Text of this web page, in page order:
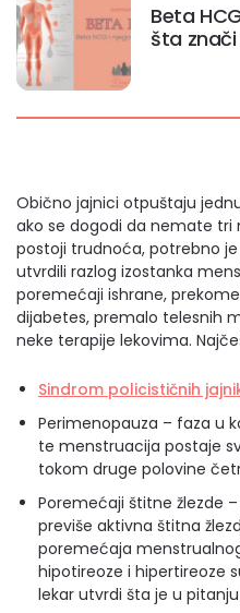
Beta
šta
Obično jajnici otpuštaju
ako se dogodi da nemate tri
postoji trudnoća, potrebno
utvrdili razlog izostanka
poremećaji ishrane,
dijabetes, premalo telesnih
neke terapije lekovima.
Sindrom policističnih
Perimenopauza – faza u
te menstruacija postaje
tokom druge polovine
Poremećaji štitne žlezde
previše aktivna štitna
poremećaja
hipotireoze i hipertireoze
lekar utvrdi šta je u